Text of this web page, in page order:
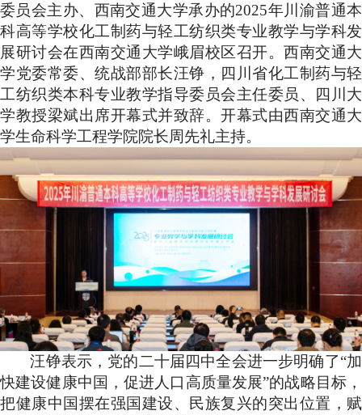
委员会主办、西南交通大学承办的2025年川渝普通本
科高等学校化工制药与轻工纺织类专业教学与学科发
展研讨会在西南交通大学峨眉校区召开。西南交通大
学党委常委、统战部部长汪铮，四川省化工制药与轻
工纺织类本科专业教学指导委员会主任委员、四川大
学教授梁斌出席开幕式并致辞。开幕式由西南交通大
学生命科学工程学院院长周先礼主持。
汪铮表示，党的二十届四中全会进一步明确了“加
快建设健康中国，促进人口高质量发展”的战略目标，
把健康中国摆在强国建设、民族复兴的突出位置，赋